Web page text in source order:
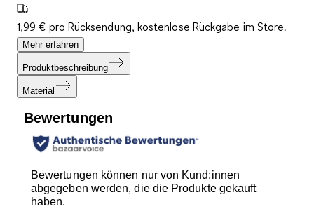
1,99 € pro Rücksendung, kostenlose Rückgabe im Store.
Mehr erfahren
Produktbeschreibung
Material
Bewertungen
Bewertungen können nur von Kund:innen
abgegeben werden, die die Produkte gekauft
haben.